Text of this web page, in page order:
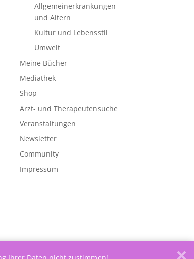
Allgemeinerkrankungen
und Altern
Kultur und Lebensstil
Umwelt
Meine Bücher
Mediathek
Shop
Arzt- und Therapeutensuche
Veranstaltungen
Newsletter
Community
Impressum